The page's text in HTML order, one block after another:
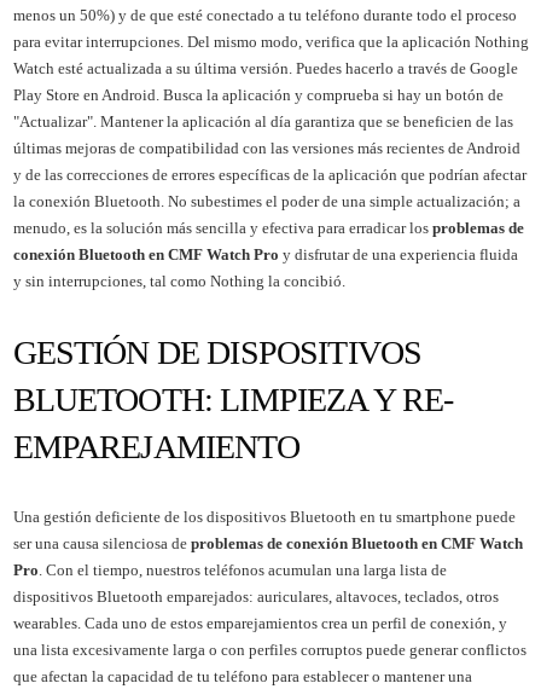
menos un 50%) y de que esté conectado a tu teléfono durante todo el proceso
para evitar interrupciones. Del mismo modo, verifica que la aplicación Nothing
Watch esté actualizada a su última versión. Puedes hacerlo a través de Google
Play Store en Android. Busca la aplicación y comprueba si hay un botón de
"Actualizar". Mantener la aplicación al día garantiza que se beneficien de las
últimas mejoras de compatibilidad con las versiones más recientes de Android
y de las correcciones de errores específicas de la aplicación que podrían afectar
la conexión Bluetooth. No subestimes el poder de una simple actualización; a
menudo, es la solución más sencilla y efectiva para erradicar los problemas de
conexión Bluetooth en CMF Watch Pro y disfrutar de una experiencia fluida
y sin interrupciones, tal como Nothing la concibió.
GESTIÓN DE DISPOSITIVOS
BLUETOOTH: LIMPIEZA Y RE-
EMPAREJAMIENTO
Una gestión deficiente de los dispositivos Bluetooth en tu smartphone puede
ser una causa silenciosa de problemas de conexión Bluetooth en CMF Watch
Pro. Con el tiempo, nuestros teléfonos acumulan una larga lista de
dispositivos Bluetooth emparejados: auriculares, altavoces, teclados, otros
wearables. Cada uno de estos emparejamientos crea un perfil de conexión, y
una lista excesivamente larga o con perfiles corruptos puede generar conflictos
que afectan la capacidad de tu teléfono para establecer o mantener una